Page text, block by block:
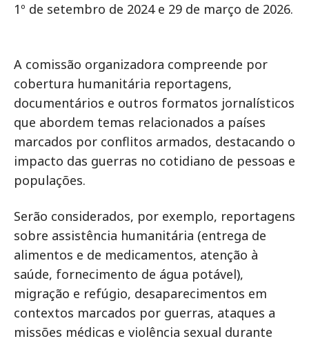
1º de setembro de 2024 e 29 de março de 2026.
A comissão organizadora compreende por
cobertura humanitária reportagens,
documentários e outros formatos jornalísticos
que abordem temas relacionados a países
marcados por conflitos armados, destacando o
impacto das guerras no cotidiano de pessoas e
populações.
Serão considerados, por exemplo, reportagens
sobre assistência humanitária (entrega de
alimentos e de medicamentos, atenção à
saúde, fornecimento de água potável),
migração e refúgio, desaparecimentos em
contextos marcados por guerras, ataques a
missões médicas e violência sexual durante